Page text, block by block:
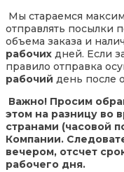
Мы стараемся
отправлять посылки
объема заказа и
рабочих дней. Если
правило отправка
рабочий день после
Важно! Просим
этом на разницу во
странами (часовой
Компании.
вечером, отсчет
рабочего дня.